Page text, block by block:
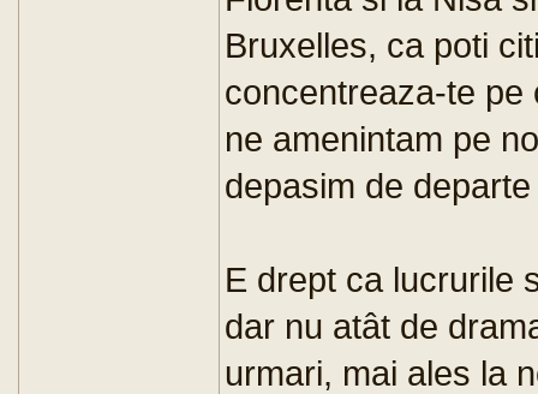
Bruxelles, ca poti
concentreaza-te pe
ne amenintam pe
depasim de
E drept ca lucrurile
dar nu atât de
urmari, mai ales la